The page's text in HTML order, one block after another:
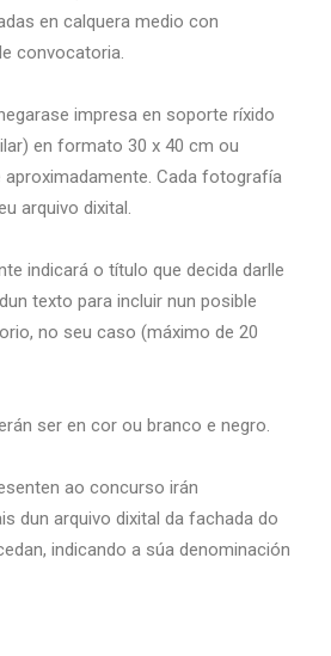
en calquera medio con
convocatoria.
impresa en soporte ríxido
en formato 30 x 40 cm ou
aproximadamente. Cada fotografía
arquivo dixital.
indicará o título que decida darlle
texto para incluir nun posible
no seu caso (máximo de 20
ser en cor ou branco e negro.
ao concurso irán
dun arquivo dixital da fachada do
indicando a súa denominación